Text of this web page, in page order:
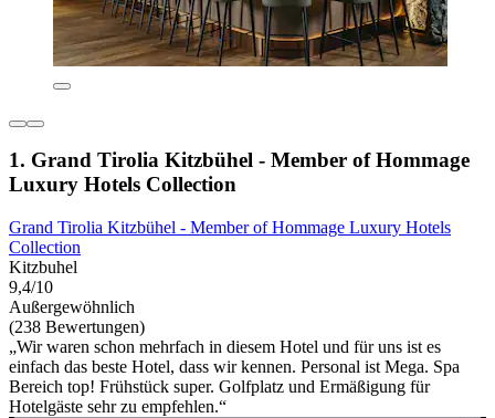
1. Grand Tirolia Kitzbühel - Member of Hommage
Luxury Hotels Collection
Grand Tirolia Kitzbühel - Member of Hommage Luxury Hotels
Collection
Kitzbuhel
9,4/10
Außergewöhnlich
(238 Bewertungen)
„Wir waren schon mehrfach in diesem Hotel und für uns ist es
einfach das beste Hotel, dass wir kennen. Personal ist Mega. Spa
Bereich top! Frühstück super. Golfplatz und Ermäßigung für
Hotelgäste sehr zu empfehlen.“